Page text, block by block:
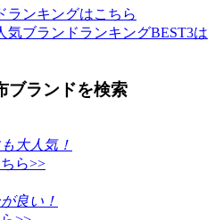
気ブランドランキングBEST3は
ブランドを検索
大人気！
ら>>
良い！